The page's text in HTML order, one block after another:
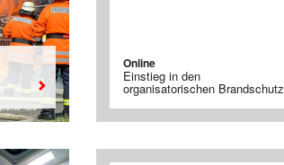
Online
Einstieg in den
organisatorischen Brandschutz